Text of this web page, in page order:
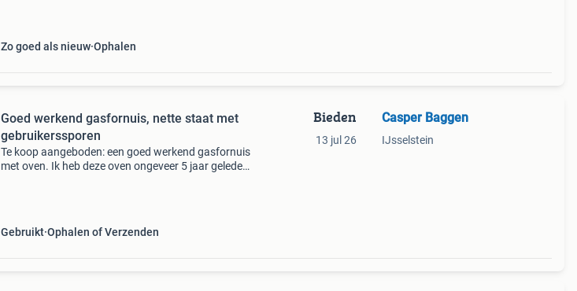
Zo goed als nieuw Ophalen
Goed werkend gasfornuis, nette staat met
gebruikerssporen
Te koop aangeboden: een goed werkend gasfornuis
met oven. Ik heb deze oven ongeveer 5 jaar geleden
Gebruikt Ophalen of Verzenden
Bieden
13 jul 26
Casper Baggen
IJsselstein